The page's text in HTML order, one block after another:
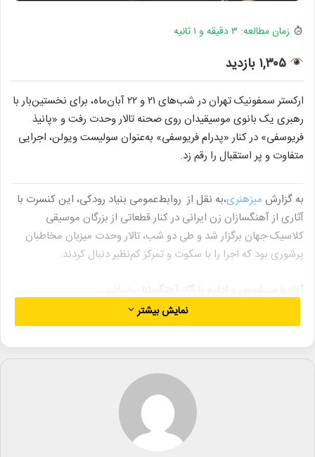
زمان مطالعه: ۳ دقیقه و ۱ ثانیه
۱,۳۰۵ بازدید
ارکستر سمفونیک تهران در شب‌های ۲۱ و ۲۲ آبان‌ماه، برای نخستین‌بار با
رهبری یک بانوی موسیقیدان روی صحنه تالار وحدت رفت و «پانیذ
فریوسفی» در کنار «پدرام فریوسفی» به‌عنوان سولیست ویولن، اجرایی
متفاوت و پر استقبال را رقم زد.
به گزارش میزهنری،به نقل از روابط‌عمومی بنیاد رودکی، این کنسرت با
آثاری از آهنگسازان زن ایرانی در کنار قطعاتی از بزرگان موسیقی
کلاسیک جهان برگزار شد و طی دو شب، تالار وحدت میزبان مخاطبان
پرشوری بود که اجرا را با سکوت و تمرکز کم‌نظیر دنبال کردند.
کنسرت با اجرای «امپرامپتو اپوس ۵» از ژان سیبلیوس توسط گروه
سازهای زهی آغاز شد. پس از آن، ارکستر به سراغ آثار دو آهنگساز
برجسته ایرانی، گلفام خیام و آفتاب درویشی رفت.
ابتدا قطعات «سیمرغ» و «زمزمه» اثر گلفام خیام نواخته شد و سپس
پدرام فریوسفی به‌عنوان سولیست ویولن روی صحنه آمد تا همراه با
ارکستر، قطعه «دیار» از آفتاب درویشی را اجرا کند. هر دو آهنگساز پس
از اجرای آثارشان با دعوت رهبر ارکستر روی صحنه حاضر شدند و مورد
تشویق تماشاگران قرار گرفتند.
نمایش بیشتر